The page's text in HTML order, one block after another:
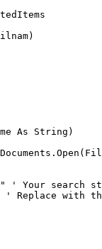
As String)
' Your search
' Replace with